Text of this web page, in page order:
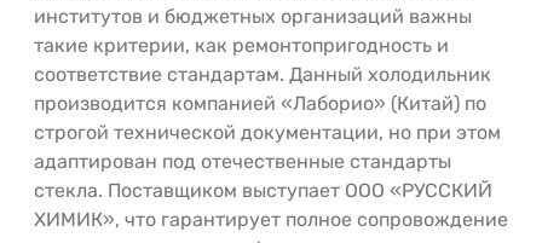
институтов и бюджетных организаций важны
такие критерии, как ремонтопригодность и
соответствие стандартам. Данный холодильник
производится компанией «Лаборио» (Китай) по
строгой технической документации, но при этом
адаптирован под отечественные стандарты
стекла. Поставщиком выступает ООО «РУССКИЙ
ХИМИК», что гарантирует полное сопровождение